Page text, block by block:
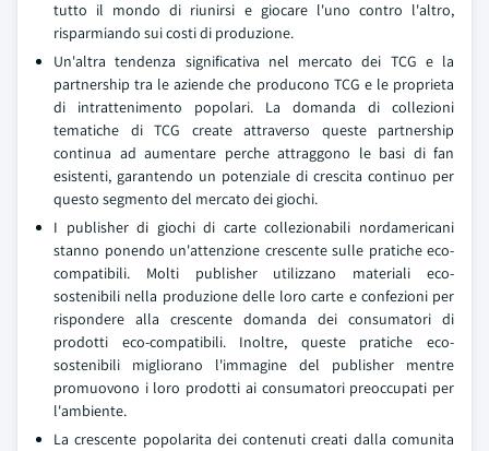
tutto il mondo di riunirsi e giocare l'uno contro l'altro,
risparmiando sui costi di produzione.
Un'altra tendenza significativa nel mercato dei TCG e la
partnership tra le aziende che producono TCG e le proprieta
di intrattenimento popolari. La domanda di collezioni
tematiche di TCG create attraverso queste partnership
continua ad aumentare perche attraggono le basi di fan
esistenti, garantendo un potenziale di crescita continuo per
questo segmento del mercato dei giochi.
I publisher di giochi di carte collezionabili nordamericani
stanno ponendo un'attenzione crescente sulle pratiche eco-
compatibili. Molti publisher utilizzano materiali eco-
sostenibili nella produzione delle loro carte e confezioni per
rispondere alla crescente domanda dei consumatori di
prodotti eco-compatibili. Inoltre, queste pratiche eco-
sostenibili migliorano l'immagine del publisher mentre
promuovono i loro prodotti ai consumatori preoccupati per
l'ambiente.
La crescente popolarita dei contenuti creati dalla comunita